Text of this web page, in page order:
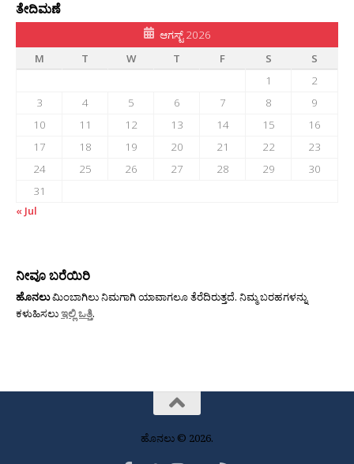
ತೇದಿಮಣೆ
ಆಗಸ್ಟ್ 2026
M
T W T F S
S
1
2
3
4 5 6 7 8
9
10
11 12 13 14 15
16
17
18 19 20 21 22
23
24
25 26 27 28 29
30
31
« Jul
ನೀವೂ ಬರೆಯಿರಿ
ಹೊನಲುಮಿಂಬಾಗಿಲು ನಿಮಗಾಗಿ ಯಾವಾಗಲೂ ತೆರೆದಿರುತ್ತದೆ. ನಿಮ್ಮ ಬರಹಗಳನ್ನು
ಕಳುಹಿಸಲುಇಲ್ಲಿ ಒತ್ತಿ.
ಹೊನಲು © 2026.